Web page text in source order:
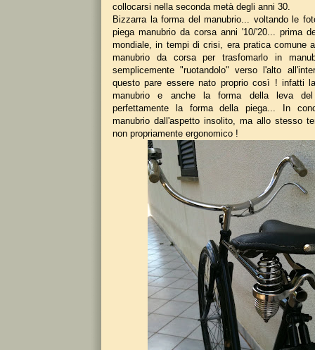
collocarsi nella seconda metà degli anni 30.
Bizzarra la forma del manubrio... voltando le
piega manubrio da corsa anni '10/'20... prima
mondiale, in tempi di crisi, era pratica comune
manubrio da corsa per trasfomarlo in
semplicemente "ruotandolo" verso l'alto
questo pare essere nato proprio così ! infatti
manubrio e anche la forma della leva del
perfettamente la forma della piega... In
manubrio dall'aspetto insolito, ma allo stesso
non propriamente ergonomico !